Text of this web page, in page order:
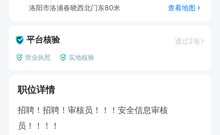
洛阳市洛浦春晓西北门东80米
查看地图
平台核验 通过2项
营业执照 实地核验
职位详情
招聘！招聘！审核员！！！安全信息审核
员！！！！